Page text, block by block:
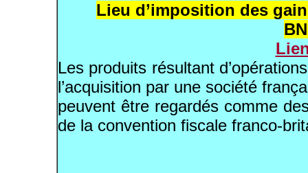
Lieu d’imposition des
Les produits résultant
l’acquisition par une société
peuvent être regardés comme
de la convention fiscale franco-